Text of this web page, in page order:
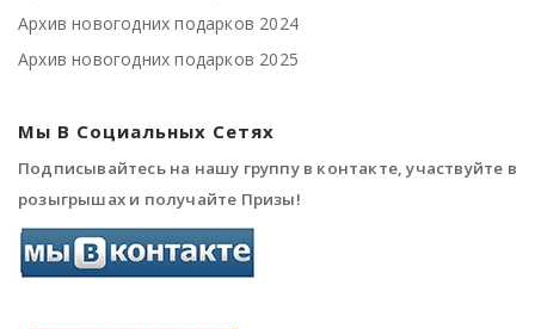
Архив новогодних подарков 2024
Архив новогодних подарков 2025
Мы В Социальных Сетях
Подписывайтесь на нашу группу в контакте, участвуйте в
розыгрышах и получайте Призы!